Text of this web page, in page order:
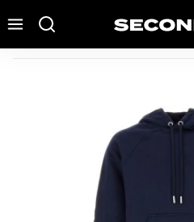
Ami Paris Ami De Coeur